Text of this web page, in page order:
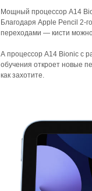
Мощный процессор A14
Благодаря Apple Pencil
переходами — кисти
А процессор A14 Bionic с
обучения откроет новые
как захотите.